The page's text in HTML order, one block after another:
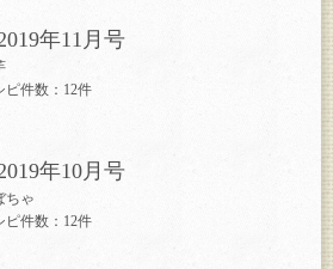
年11月号
ピ件数：12件
年10月号
ちゃ
ピ件数：12件